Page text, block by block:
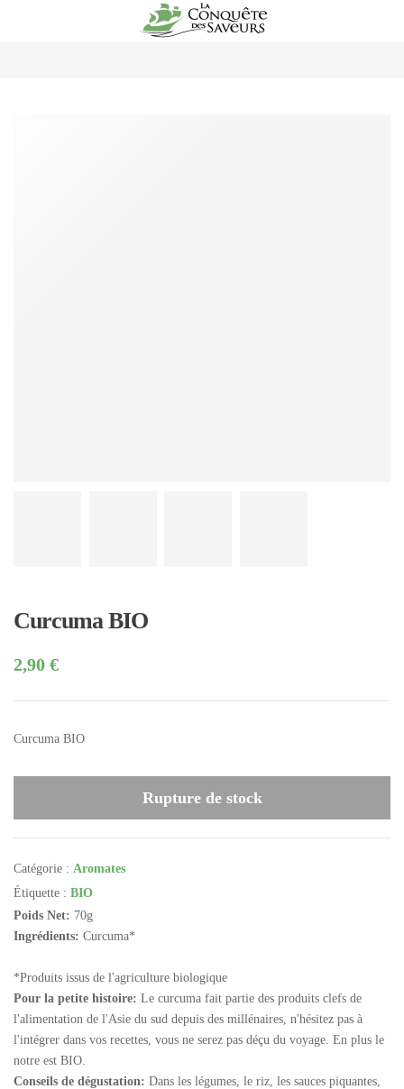
Curcuma BIO
2,90 €
Curcuma BIO
Rupture de stock
Catégorie : Aromates
Étiquette : BIO
Poids Net: 70g
Ingrédients: Curcuma*
*Produits issus de l'agriculture biologique
Pour la petite histoire: Le curcuma fait partie des produits clefs de
l'alimentation de l'Asie du sud depuis des millénaires, n'hésitez pas à
l'intégrer dans vos recettes, vous ne serez pas déçu du voyage. En plus le
notre est BIO.
Conseils de dégustation: Dans les légumes, le riz, les sauces piquantes,